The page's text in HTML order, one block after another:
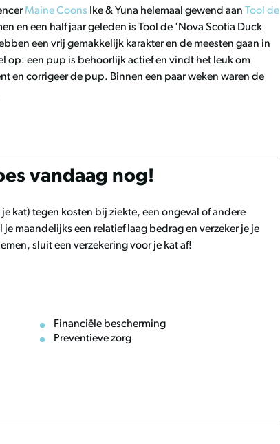
Maine Coons Ike & Yuna helemaal gewend aan Tool de
en een half jaar geleden is Tool de 'Nova Scotia Duck
een vrij gemakkelijk karakter en de meesten gaan in
op: een pup is behoorlijk actief en vindt het leuk om
en corrigeer de pup. Binnen een paar weken waren de
vandaag nog!
je kat) tegen kosten bij ziekte, een ongeval of andere
maandelijks een relatief laag bedrag en verzeker je je
sluit een verzekering voor je kat af!
Financiële bescherming
Preventieve zorg